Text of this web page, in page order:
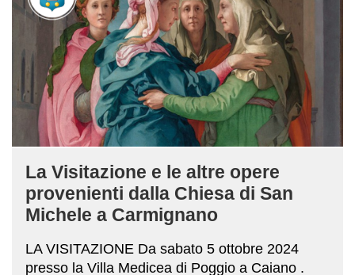
La Visitazione e le altre opere
provenienti dalla Chiesa di San
Michele a Carmignano
LA VISITAZIONE Da sabato 5 ottobre 2024
presso la Villa Medicea di Poggio a Caiano .